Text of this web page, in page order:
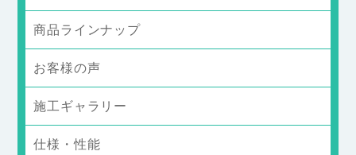
商品ラインナップ
お客様の声
施工ギャラリー
仕様・性能